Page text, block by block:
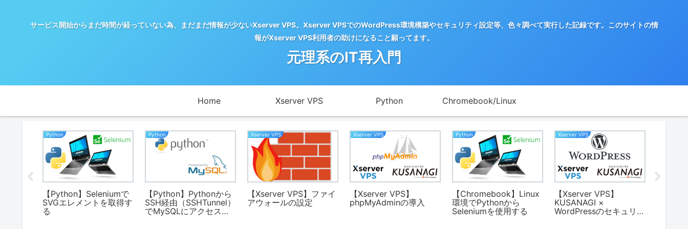
サービス開始からまだ時間が経っていない為、まだまだ情報が少ないXserver VPS。Xserver VPSでのWordPress環境構築やセキュリティ設定等、色々調べて実行した記録です。このサイトの情
報がXserver VPS利用者の助けになること願ってます。
元理系のIT再入門
Home Xserver VPS Python Chromebook/Linux
Python
【Python】Seleniumで
SVGエレメントを取得す
る
Python
【Python】Pythonから
SSH経由（SSHTunnel）
でMySQLにアクセスす
Xserver VPS
【Xserver VPS】ファイ
アウォールの設定
Xserver VPS
【Xserver VPS】
phpMyAdminの導入
Python
【Chromebook】Linux
環境でPythonから
Seleniumを使用する
Xserver VPS
【Xserver VPS】
KUSANAGI ×
WordPressのセキュリテ